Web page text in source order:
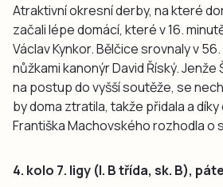
Atraktivní okresní derby, na které
začali lépe domácí, které v 16.
Václav Kynkor. Bělčice srovnaly v
nůžkami kanonýr David Říský.
na postup do vyšší soutěže, se
by doma ztratila, takže přidala a
Františka Machovského rozhodla o
4. kolo 7. ligy (I. B třída, sk. B),